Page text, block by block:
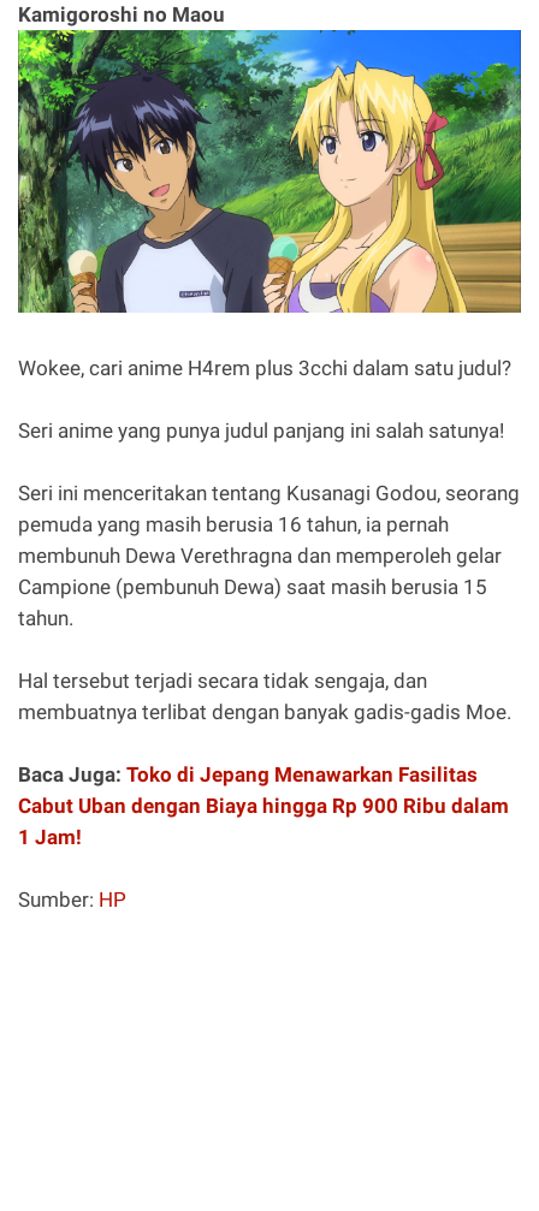
Kamigoroshi no Maou
Wokee, cari anime H4rem plus 3cchi dalam satu judul?
Seri anime yang punya judul panjang ini salah satunya!
Seri ini menceritakan tentang Kusanagi Godou, seorang
pemuda yang masih berusia 16 tahun, ia pernah
membunuh Dewa Verethragna dan memperoleh gelar
Campione (pembunuh Dewa) saat masih berusia 15
tahun.
Hal tersebut terjadi secara tidak sengaja, dan
membuatnya terlibat dengan banyak gadis-gadis Moe.
Baca Juga: Toko di Jepang Menawarkan Fasilitas
Cabut Uban dengan Biaya hingga Rp 900 Ribu dalam
1 Jam!
Sumber: HP